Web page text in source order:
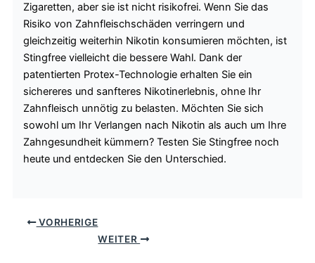
Zigaretten, aber sie ist nicht risikofrei. Wenn Sie das
Risiko von Zahnfleischschäden verringern und
gleichzeitig weiterhin Nikotin konsumieren möchten, ist
Stingfree vielleicht die bessere Wahl. Dank der
patentierten Protex-Technologie erhalten Sie ein
sichereres und sanfteres Nikotinerlebnis, ohne Ihr
Zahnfleisch unnötig zu belasten. Möchten Sie sich
sowohl um Ihr Verlangen nach Nikotin als auch um Ihre
Zahngesundheit kümmern? Testen Sie Stingfree noch
heute und entdecken Sie den Unterschied.
VORHERIGE
WEITER